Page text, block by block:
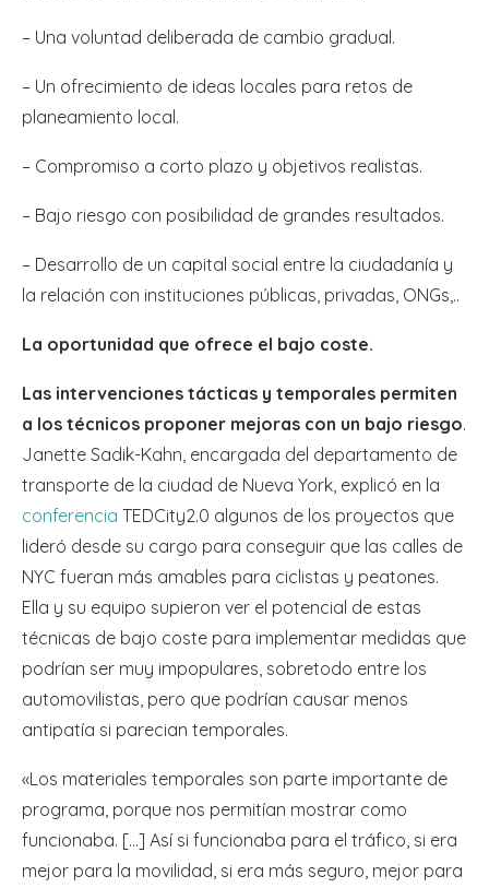
– Una voluntad deliberada de cambio gradual.
– Un ofrecimiento de ideas locales para retos de
planeamiento local.
– Compromiso a corto plazo y objetivos realistas.
– Bajo riesgo con posibilidad de grandes resultados.
– Desarrollo de un capital social entre la ciudadanía y
la relación con instituciones públicas, privadas, ONGs,..
La oportunidad que ofrece el bajo coste.
Las intervenciones tácticas y temporales permiten
a los técnicos proponer mejoras con un bajo riesgo.
Janette Sadik-Kahn, encargada del departamento de
transporte de la ciudad de Nueva York, explicó en la
conferencia TEDCity2.0 algunos de los proyectos que
lideró desde su cargo para conseguir que las calles de
NYC fueran más amables para ciclistas y peatones.
Ella y su equipo supieron ver el potencial de estas
técnicas de bajo coste para implementar medidas que
podrían ser muy impopulares, sobretodo entre los
automovilistas, pero que podrían causar menos
antipatía si parecian temporales.
«Los materiales temporales son parte importante de
programa, porque nos permitían mostrar como
funcionaba. […] Así si funcionaba para el tráfico, si era
mejor para la movilidad, si era más seguro, mejor para